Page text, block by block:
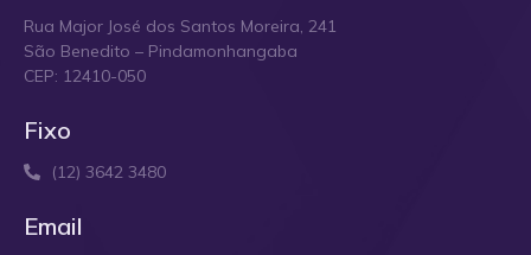
Rua Major José dos Santos Moreira, 241
São Benedito – Pindamonhangaba
CEP: 12410-050
Fixo
(12) 3642 3480
Email